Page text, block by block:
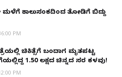
ಕಾಲುಸಂಕದಿಂದ ತೋಡಿಗೆ ಬಿದ್ದು
PM
ಚಿಕಿತ್ಸೆಗೆ ಬಂದಾಗ ಮೃತಪಟ್ಟ
₹1.50 ಲಕ್ಷದ ಚಿನ್ನದ ಸರ ಕಳವು!
PM